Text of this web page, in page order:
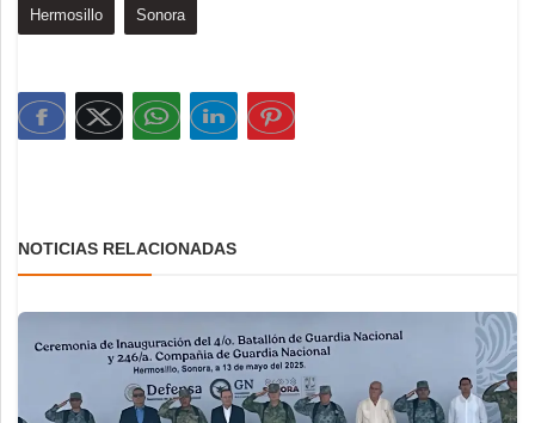
Hermosillo Sonora
NOTICIAS RELACIONADAS